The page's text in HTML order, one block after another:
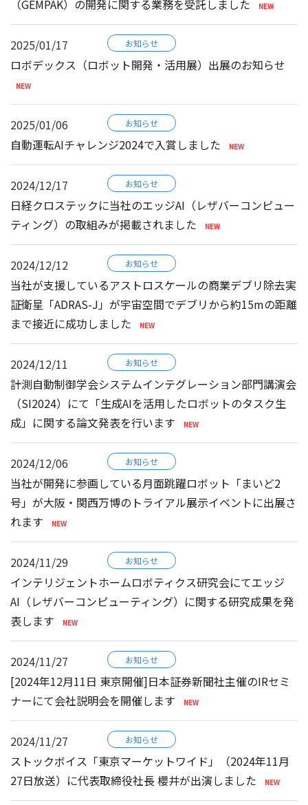
（GEMPAK）の開発に関する業務を受託しました
2025/01/17 お知らせ
ロボデックス（ロボット開発・活用展）出展のお知らせ
2025/01/06 お知らせ
自動運転AIチャレンジ2024で入賞しました
2024/12/17 お知らせ
日経クロステックに当社のエッジAI（レザバーコンピュー
ティング）の取組みが掲載されました
2024/12/12 お知らせ
当社が支援しているアストロスケールの商業デブリ除去実
証衛星「ADRAS-J」が宇宙空間でデブリから約15mの距離
まで接近に成功しました
2024/12/11 お知らせ
計測自動制御学会システムインテグレーション部門講演会
（SI2024）にて「生成AIを活用したロボットのタスク生
成」に関する論文発表を行います
2024/12/06 お知らせ
当社が開発に参画している月面跳躍ロボット「まいど2
号」が大阪・関西万博のトライアル展示イベントに出展さ
れます
2024/11/29 お知らせ
インテリジェントホームロボティクス研究会にてエッジ
AI（レザバーコンピューティング）に関する研究成果を発
表します
2024/11/27 お知らせ
[2024年12月11日 東京開催]日本証券新聞社主催のIRセミ
ナーにて会社説明会を開催します
2024/11/27 お知らせ
ストックボイス「東京マーケットワイド」（2024年11月
27日放送）に代表取締役社長 櫻井が出演しました